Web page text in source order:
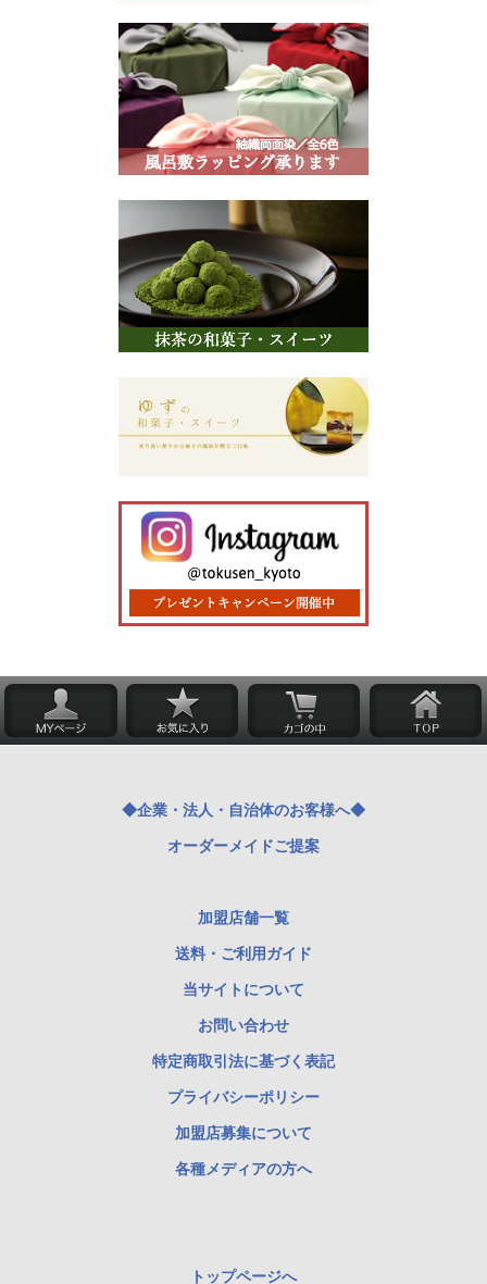
◆企業・法人・自治体のお客様へ◆
オーダーメイドご提案
加盟店舗一覧
送料・ご利用ガイド
当サイトについて
お問い合わせ
特定商取引法に基づく表記
プライバシーポリシー
加盟店募集について
各種メディアの方へ
トップページへ